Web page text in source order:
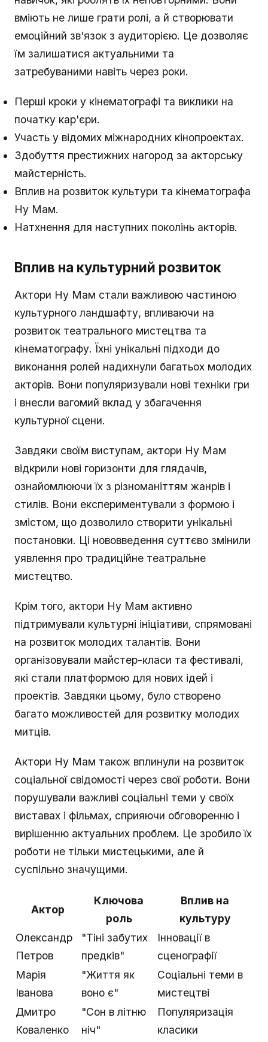
вміють не лише грати ролі, а й створювати
емоційний зв'язок з аудиторією. Це дозволяє
їм залишатися актуальними та
затребуваними навіть через роки.
Перші кроки у кінематографі та виклики на
початку кар'єри.
Участь у відомих міжнародних кінопроектах.
Здобуття престижних нагород за акторську
майстерність.
Вплив на розвиток культури та кінематографа
Ну Мам.
Натхнення для наступних поколінь акторів.
Вплив на культурний розвиток
Актори Ну Мам стали важливою частиною
культурного ландшафту, впливаючи на
розвиток театрального мистецтва та
кінематографу. Їхні унікальні підходи до
виконання ролей надихнули багатьох молодих
акторів. Вони популяризували нові техніки гри
і внесли вагомий вклад у збагачення
культурної сцени.
Завдяки своїм виступам, актори Ну Мам
відкрили нові горизонти для глядачів,
ознайомлюючи їх з різноманіттям жанрів і
стилів. Вони експериментували з формою і
змістом, що дозволило створити унікальні
постановки. Ці нововведення суттєво змінили
уявлення про традиційне театральне
мистецтво.
Крім того, актори Ну Мам активно
підтримували культурні ініціативи, спрямовані
на розвиток молодих талантів. Вони
організовували майстер-класи та фестивалі,
які стали платформою для нових ідей і
проектів. Завдяки цьому, було створено
багато можливостей для розвитку молодих
митців.
Актори Ну Мам також вплинули на розвиток
соціальної свідомості через свої роботи. Вони
порушували важливі соціальні теми у своїх
виставах і фільмах, сприяючи обговоренню і
вирішенню актуальних проблем. Це зробило їх
роботи не тільки мистецькими, але й
суспільно значущими.
Актор
Ключова
роль
Вплив на
культуру
Олександр
Петров
"Тіні забутих
предків"
Інновації в
сценографії
Марія
Іванова
"Життя як
воно є"
Соціальні теми в
мистецтві
Дмитро
Коваленко
"Сон в літню
ніч"
Популяризація
класики